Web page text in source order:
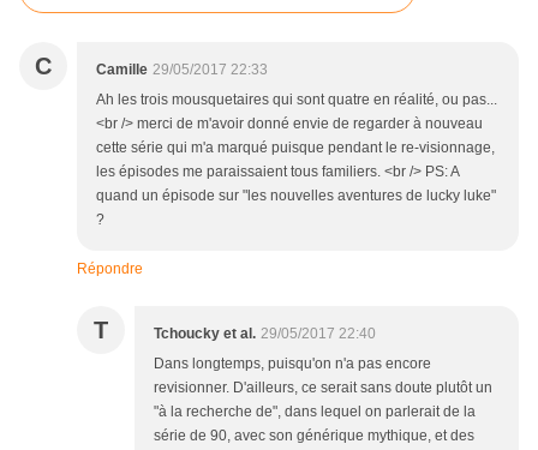
C Camille 29/05/2017 22:33
Ah les trois mousquetaires qui sont quatre en réalité, ou pas...
<br /> merci de m'avoir donné envie de regarder à nouveau
cette série qui m'a marqué puisque pendant le re-visionnage,
les épisodes me paraissaient tous familiers. <br /> PS: A
quand un épisode sur "les nouvelles aventures de lucky luke"
?
Répondre
T Tchoucky et al. 29/05/2017 22:40
Dans longtemps, puisqu'on n'a pas encore
revisionner. D'ailleurs, ce serait sans doute plutôt un
"à la recherche de", dans lequel on parlerait de la
série de 90, avec son générique mythique, et des